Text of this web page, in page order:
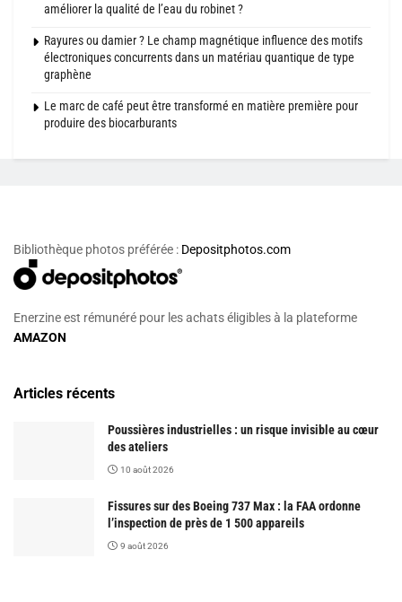
améliorer la qualité de l’eau du robinet ?
Rayures ou damier ? Le champ magnétique influence des motifs
électroniques concurrents dans un matériau quantique de type
graphène
Le marc de café peut être transformé en matière première pour
produire des biocarburants
Bibliothèque photos préférée : Depositphotos.com
Enerzine est rémunéré pour les achats éligibles à la plateforme
AMAZON
Articles récents
Poussières industrielles : un risque invisible au cœur
des ateliers
10 août 2026
Fissures sur des Boeing 737 Max : la FAA ordonne
l’inspection de près de 1 500 appareils
9 août 2026